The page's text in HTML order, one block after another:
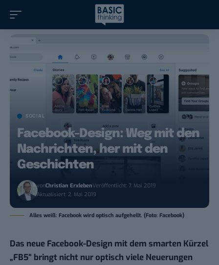
SOCIAL
Facebook-Design: Weg mit den
Nachrichten, her mit den
Geschichten
vonChristian ErxlebenVeröffentlicht: 7. Mai 2019
Aktualisiert: 2. Mai 2019
Alles weiß: Facebook wird optisch aufgehellt. (Foto: Facebook)
Das neue Facebook-Design mit dem smarten Kürzel
„FB5“ bringt nicht nur optisch viele Neuerungen